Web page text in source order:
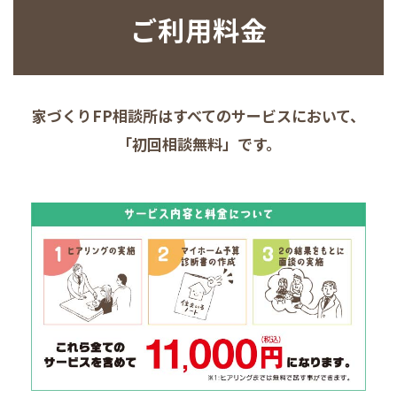
ご利用料金
家づくりFP相談所はすべてのサービスにおいて、
「初回相談無料」です。